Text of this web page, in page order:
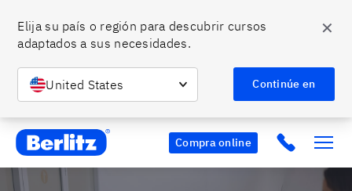
Elija su país o región para descubrir cursos
adaptados a sus necesidades.
United States Continúe en
✕
Berlitz MX Compra online Click to